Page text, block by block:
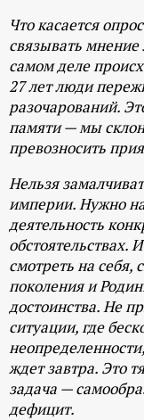
Что касается
связывать мнение
самом деле
27 лет люди
разочарований.
памяти — мы
превозносить
Нельзя
империи. Нужно
деятельность
обстоятельствах.
смотреть на себя,
поколения и
достоинства. Не
ситуации, где
ждет завтра. Это
задача —
дефицит.